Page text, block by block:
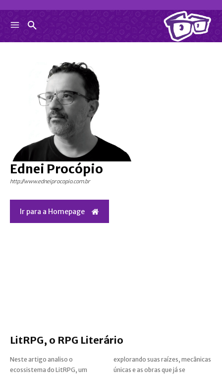
Ednei Procópio
http://www.edneiprocopio.com.br
Ir para a Homepage
LitRPG, o RPG Literário
Neste artigo analiso o
ecossistema do LitRPG, um
explorando suas raízes, mecânicas
únicas e as obras que já se